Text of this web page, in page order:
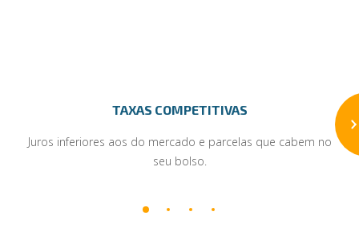
TAXAS COMPETITIVAS
Juros inferiores aos do mercado e parcelas que cabem no
seu bolso.